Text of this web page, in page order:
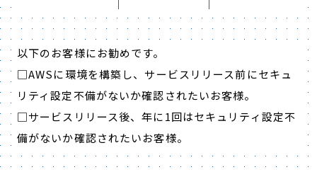
以下のお客様にお勧めです。
□AWSに環境を構築し、サービスリリース前にセキュ
リティ設定不備がないか確認されたいお客様。
□サービスリリース後、年に1回はセキュリティ設定不
備がないか確認されたいお客様。